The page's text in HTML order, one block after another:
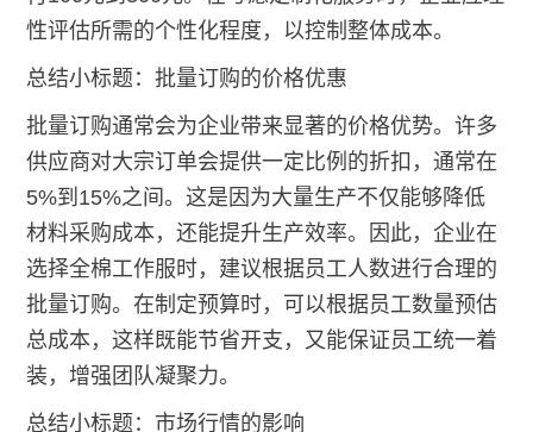
性评估所需的个性化程度，以控制整体成本。
总结小标题：批量订购的价格优惠
批量订购通常会为企业带来显著的价格优势。许多
供应商对大宗订单会提供一定比例的折扣，通常在
5%到15%之间。这是因为大量生产不仅能够降低
材料采购成本，还能提升生产效率。因此，企业在
选择全棉工作服时，建议根据员工人数进行合理的
批量订购。在制定预算时，可以根据员工数量预估
总成本，这样既能节省开支，又能保证员工统一着
装，增强团队凝聚力。
总结小标题：市场行情的影响